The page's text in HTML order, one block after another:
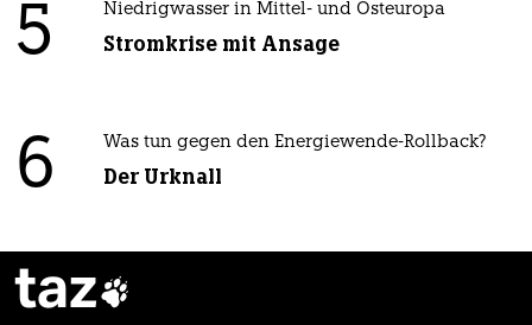
5 Niedrigwasser in Mittel- und Osteuropa
Stromkrise mit Ansage
6 Was tun gegen den Energiewende-Rollback?
Der Urknall
taz